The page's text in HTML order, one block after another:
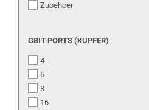
Zubehoer
GBIT
(KUPFER)
GBIT PORTS (KUPFER)
4
5
8
16